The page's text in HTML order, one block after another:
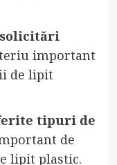
solicitări
important
de lipit
tipuri de
de
lipit plastic.